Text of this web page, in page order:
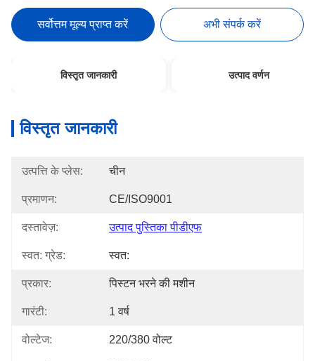
सर्वोत्तम मूल्य प्राप्त करें अभी संपर्क करें
विस्तृत जानकारी उत्पाद वर्णन
विस्तृत जानकारी
उत्पत्ति के प्लेस: चीन
प्रमाणन: CE/ISO9001
दस्तावेज़: उत्पाद पुस्तिका पीडीएफ
स्वत: ग्रेड: स्वत:
प्रकार: पिस्टन भरने की मशीन
गारंटी: 1 वर्ष
वोल्टेज: 220/380 वोल्ट